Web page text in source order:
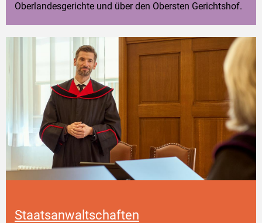
Oberlandesgerichte und über den Obersten Gerichtshof.
Staatsanwaltschaften